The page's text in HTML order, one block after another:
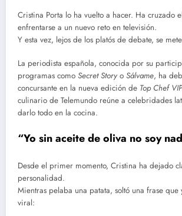
Cristina Porta lo ha vuelto a hacer. Ha cruzado
enfrentarse a un nuevo reto en televisión.
Y esta vez, lejos de los platós de debate, se
La periodista española, conocida por su
programas como Secret Story o Sálvame, ha
concursante en la nueva edición de Top Chef VIP
culinario de Telemundo reúne a celebridades
darlo todo en la cocina.
“Yo sin aceite de oliva no soy
Desde el primer momento, Cristina ha dejado
personalidad.
Mientras pelaba una patata, soltó una frase que
viral: